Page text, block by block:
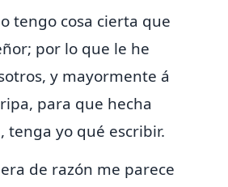
tengo cosa cierta que
por lo que le he
y mayormente á
para que hecha
tenga yo qué escribir.
de razón me parece